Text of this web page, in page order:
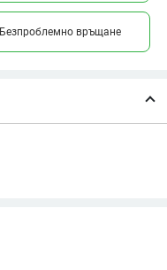
Безпроблемно връщане